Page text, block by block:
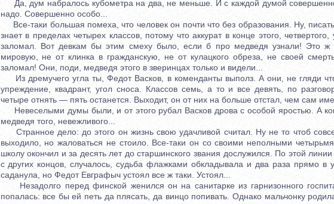
Да, дум набралось кубометра на два, не меньше. И с каждой думой
надо. Совершенно особо...
Все-таки большая помеха, что человек он почти что без образования. Ну,
знает в пределах четырех классов, потому что аккурат в конце этого,
заломал. Вот девкам бы этим смеху было, если б про медведя узнали! Это ж
мировую, не от клинка в гражданскую, не от кулацкого обреза, не своей
заломал! Они, поди, медведя этого в зверинцах только и видели...
Из дремучего угла ты, Федот Васков, в коменданты выполз. А они, не гляди
упреждение, квадрант, угол сноса. Классов семь, а то и все девять, по
четыре отнять — пять останется. Выходит, он от них на больше отстал, чем сам
Невеселыми думы были, и от этого рубал Васков дрова с особой яростью. А
медведя того, невежливого...
Странное дело: до этого он жизнь свою удачливой считал. Ну не то чтоб
выходило, но жаловаться не стоило. Все-таки он со своими неполными
школу окончил и за десять лет до старшинского звания дослужился. По этой
с других концов, случалось, судьба флажками обкладывала и два раза прямо в
саданула, но Федот Евграфыч устоял все ж таки. Устоял...
Незадолго перед финской женился он на санитарке из гарнизонного
попалась: все бы ей петь да плясать, да винцо попивать. Однако мальчонку